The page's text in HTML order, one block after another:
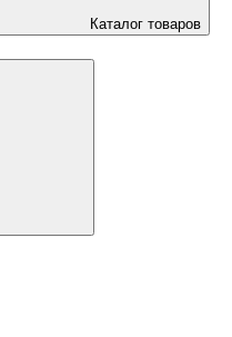
Каталог товаров